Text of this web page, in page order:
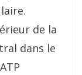
de la
dans le